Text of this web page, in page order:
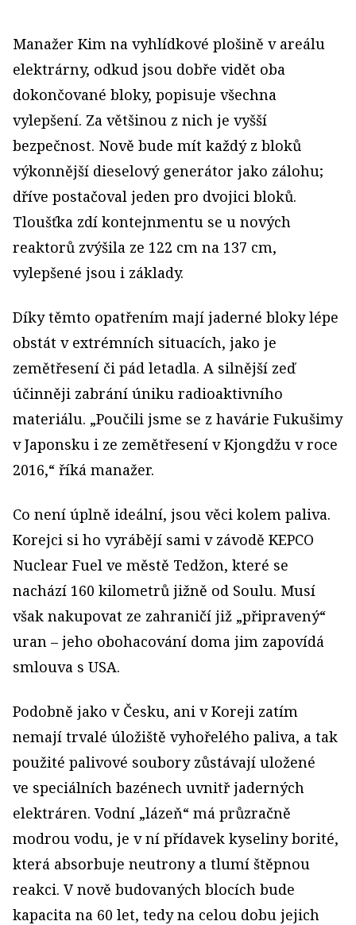
Manažer Kim na vyhlídkové plošině v areálu
elektrárny, odkud jsou dobře vidět oba
dokončované bloky, popisuje všechna
vylepšení. Za většinou z nich je vyšší
bezpečnost. Nově bude mít každý z bloků
výkonnější dieselový generátor jako zálohu;
dříve postačoval jeden pro dvojici bloků.
Tloušťka zdí kontejnmentu se u nových
reaktorů zvýšila ze 122 cm na 137 cm,
vylepšené jsou i základy.
Díky těmto opatřením mají jaderné bloky lépe
obstát v extrémních situacích, jako je
zemětřesení či pád letadla. A silnější zeď
účinněji zabrání úniku radioaktivního
materiálu. „Poučili jsme se z havárie Fukušimy
v Japonsku i ze zemětřesení v Kjongdžu v roce
2016,“ říká manažer.
Co není úplně ideální, jsou věci kolem paliva.
Korejci si ho vyrábějí sami v závodě KEPCO
Nuclear Fuel ve městě Tedžon, které se
nachází 160 kilometrů jižně od Soulu. Musí
však nakupovat ze zahraničí již „připravený“
uran – jeho obohacování doma jim zapovídá
smlouva s USA.
Podobně jako v Česku, ani v Koreji zatím
nemají trvalé úložiště vyhořelého paliva, a tak
použité palivové soubory zůstávají uložené
ve speciálních bazénech uvnitř jaderných
elektráren. Vodní „lázeň“ má průzračně
modrou vodu, je v ní přídavek kyseliny borité,
která absorbuje neutrony a tlumí štěpnou
reakci. V nově budovaných blocích bude
kapacita na 60 let, tedy na celou dobu jejich